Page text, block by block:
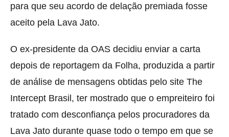
para que seu acordo de delação premiada fosse
aceito pela Lava Jato.
O ex-presidente da OAS decidiu enviar a carta
depois de reportagem da Folha, produzida a partir
de análise de mensagens obtidas pelo site The
Intercept Brasil, ter mostrado que o empreiteiro foi
tratado com desconfiança pelos procuradores da
Lava Jato durante quase todo o tempo em que se